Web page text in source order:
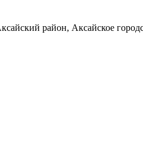
район, Аксайское